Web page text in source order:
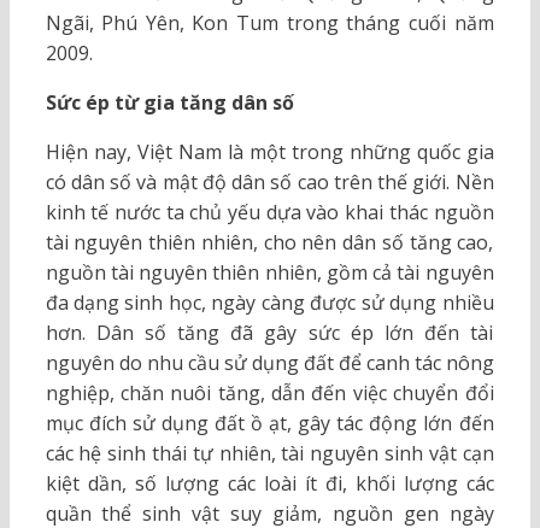
Ngãi, Phú Yên, Kon Tum trong tháng cuối năm
2009.
Sức ép từ gia tăng dân số
Hiện nay, Việt Nam là một trong những quốc gia
có dân số và mật độ dân số cao trên thế giới. Nền
kinh tế nước ta chủ yếu dựa vào khai thác nguồn
tài nguyên thiên nhiên, cho nên dân số tăng cao,
nguồn tài nguyên thiên nhiên, gồm cả tài nguyên
đa dạng sinh học, ngày càng được sử dụng nhiều
hơn. Dân số tăng đã gây sức ép lớn đến tài
nguyên do nhu cầu sử dụng đất để canh tác nông
nghiệp, chăn nuôi tăng, dẫn đến việc chuyển đổi
mục đích sử dụng đất ồ ạt, gây tác động lớn đến
các hệ sinh thái tự nhiên, tài nguyên sinh vật cạn
kiệt dần, số lượng các loài ít đi, khối lượng các
quần thể sinh vật suy giảm, nguồn gen ngày